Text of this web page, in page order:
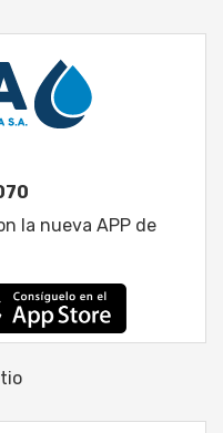
la nueva APP de